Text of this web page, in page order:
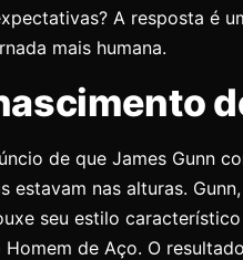
A resposta é
mais humana.
de que James Gunn
estavam nas alturas.
seu estilo
Homem de Aço. O